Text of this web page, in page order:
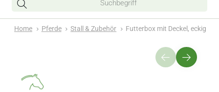
Home Pferde Stall & Zubehör Futterbox mit Deckel, eckig